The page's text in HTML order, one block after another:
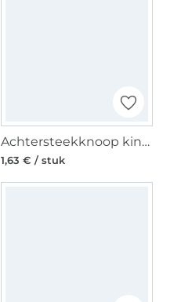
Achtersteekknoop kinderen, kikkerkop, 20 mm, groen
1,63 € / stuk